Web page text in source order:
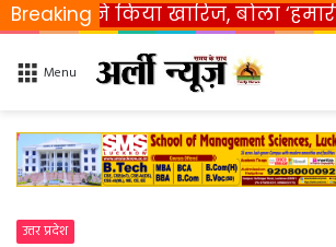
Breaking
ने किया खारिज, बोला ‘हमारी संसद
Menu
उत्तर प्रदेश